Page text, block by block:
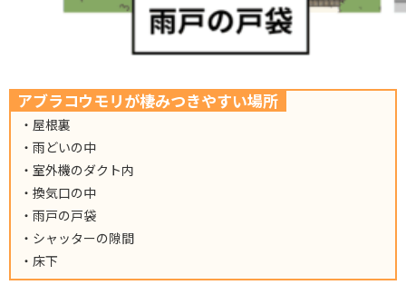
アブラコウモリが棲みつきやすい場所
・屋根裏
・雨どいの中
・室外機のダクト内
・換気口の中
・雨戸の戸袋
・シャッターの隙間
・床下